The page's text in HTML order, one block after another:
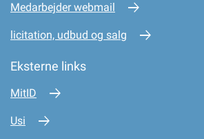
Medarbejder webmail
licitation, udbud og salg
Eksterne links
MitID
Usi